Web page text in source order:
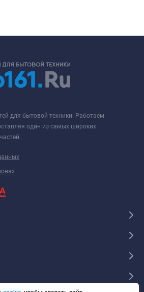
для бытовой техники. Работаем
один из самых широких